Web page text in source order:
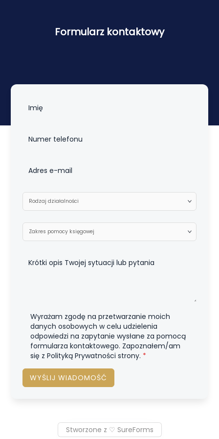
Formularz kontaktowy
Wyrażam zgodę na przetwarzanie moich
danych osobowych w celu udzielenia
odpowiedzi na zapytanie wysłane za pomocą
formularza kontaktowego. Zapoznałem/am
się z Polityką Prywatności strony. *
WYŚLIJ WIADOMOŚĆ
Stworzone z ♡ SureForms